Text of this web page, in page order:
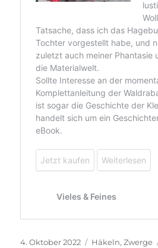
Veröffentlicht
4. Oktober 2022 Kategorien
Häkeln,Zwerge